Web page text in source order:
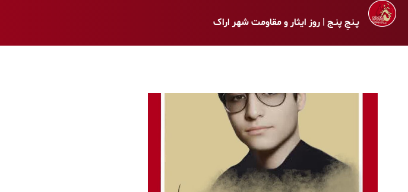
پـنجِ پنـج | روز ایثار و مقاومت شهر اراک